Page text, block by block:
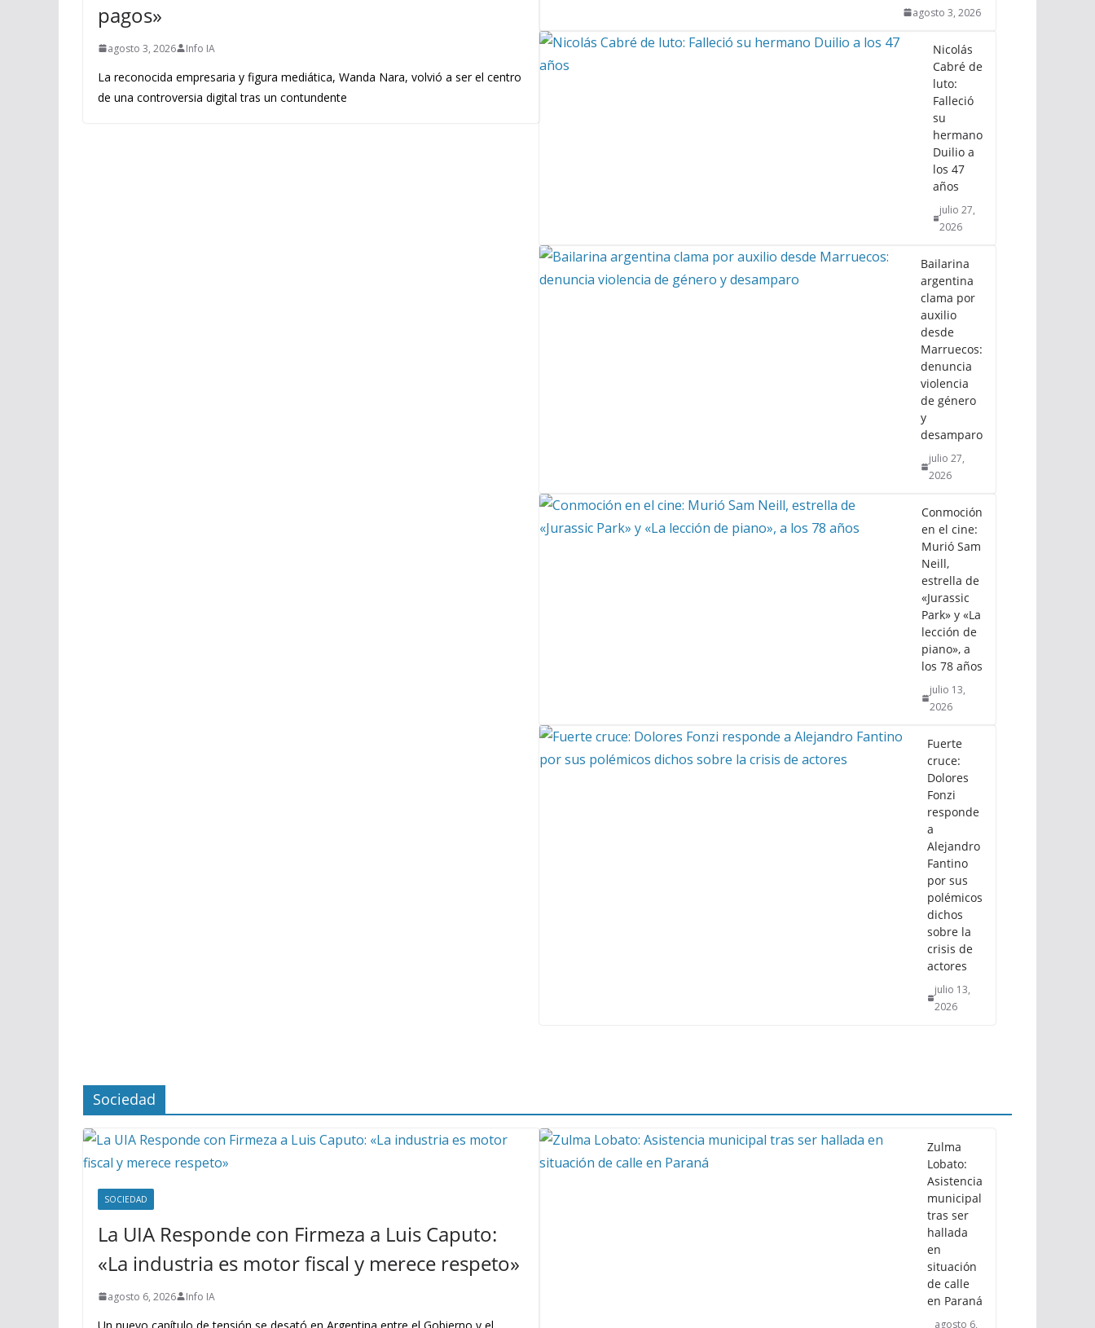
pagos»
agosto 3, 2026 Info IA
La reconocida empresaria y figura mediática, Wanda Nara, volvió a ser el centro
de una controversia digital tras un contundente
agosto 3, 2026
Nicolás
Cabré de
luto:
Falleció
su
hermano
Duilio a
los 47
años
julio 27,
2026
Bailarina
argentina
clama por
auxilio
desde
Marruecos:
denuncia
violencia
de género
y
desamparo
julio 27,
2026
Conmoción
en el cine:
Murió Sam
Neill,
estrella de
«Jurassic
Park» y «La
lección de
piano», a
los 78 años
julio 13,
2026
Fuerte
cruce:
Dolores
Fonzi
responde
a
Alejandro
Fantino
por sus
polémicos
dichos
sobre la
crisis de
actores
julio 13,
2026
Sociedad
SOCIEDAD
La UIA Responde con Firmeza a Luis Caputo:
«La industria es motor fiscal y merece respeto»
agosto 6, 2026 Info IA
Un nuevo capítulo de tensión se desató en Argentina entre el Gobierno y el
Zulma
Lobato:
Asistencia
municipal
tras ser
hallada
en
situación
de calle
en Paraná
agosto 6,